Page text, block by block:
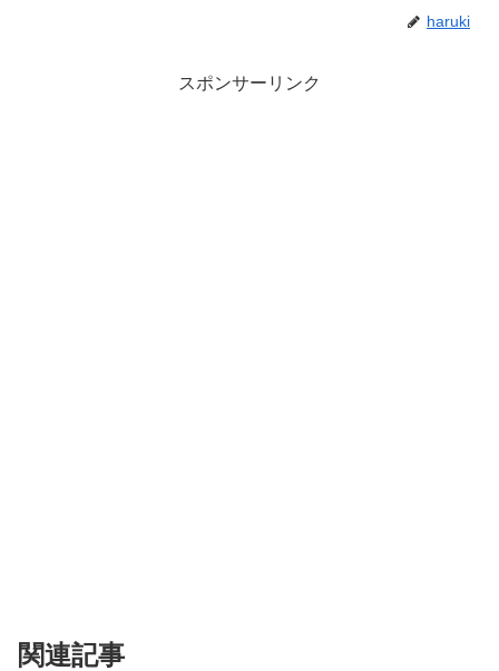
haruki
スポンサーリンク
関連記事